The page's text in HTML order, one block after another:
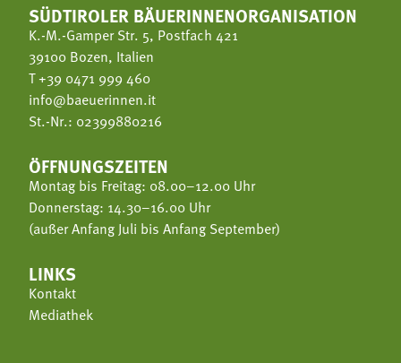
SÜDTIROLER BÄUERINNENORGANISATION
K.-M.-Gamper Str. 5, Postfach 421
39100 Bozen, Italien
T+39 0471 999 460
info@baeuerinnen.it
St.-Nr.: 02399880216
ÖFFNUNGSZEITEN
Montag bis Freitag: 08.00–12.00 Uhr
Donnerstag: 14.30–16.00 Uhr
(außer Anfang Juli bis Anfang September)
LINKS
Kontakt
Mediathek